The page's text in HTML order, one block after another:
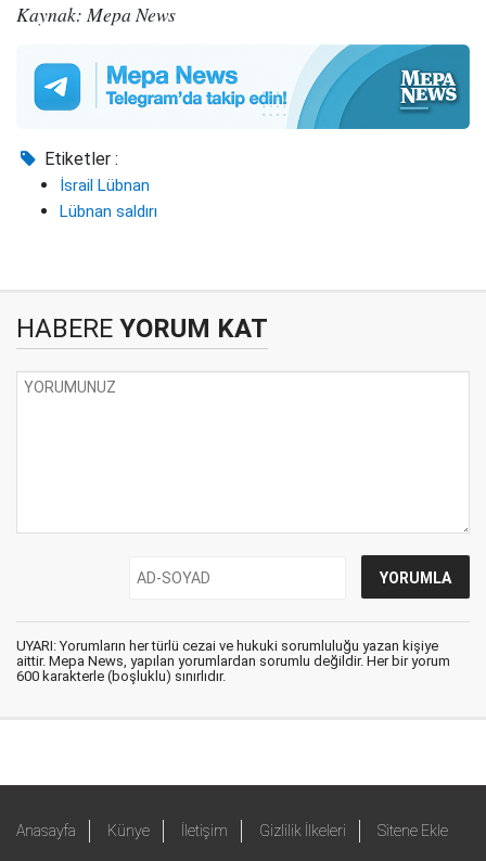
Kaynak: Mepa News
Etiketler :
İsrail Lübnan
Lübnan saldırı
HABERE YORUM KAT
UYARI: Yorumların her türlü cezai ve hukuki sorumluluğu yazan kişiye
aittir. Mepa News, yapılan yorumlardan sorumlu değildir. Her bir yorum
600 karakterle (boşluklu) sınırlıdır.
Anasayfa Künye İletişim Gizlilik İlkeleri Sitene Ekle